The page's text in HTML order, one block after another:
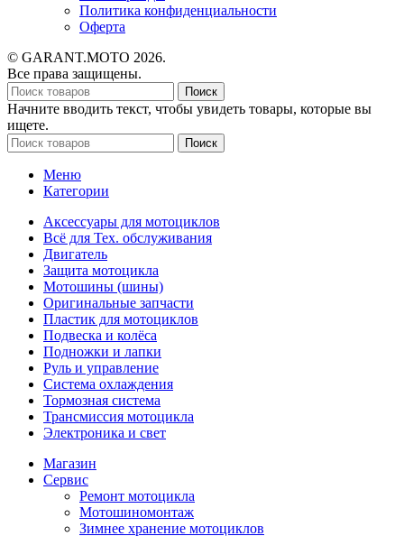
Политика конфиденциальности
Оферта
© GARANT.MOTO 2026.
Все права защищены.
Поиск
Начните вводить текст, чтобы увидеть товары, которые вы
ищете.
Поиск
Меню
Категории
Аксессуары для мотоциклов
Всё для Тех. обслуживания
Двигатель
Защита мотоцикла
Мотошины (шины)
Оригинальные запчасти
Пластик для мотоциклов
Подвеска и колёса
Подножки и лапки
Руль и управление
Система охлаждения
Тормозная система
Трансмиссия мотоцикла
Электроника и свет
Магазин
Сервис
Ремонт мотоцикла
Мотошиномонтаж
Зимнее хранение мотоциклов